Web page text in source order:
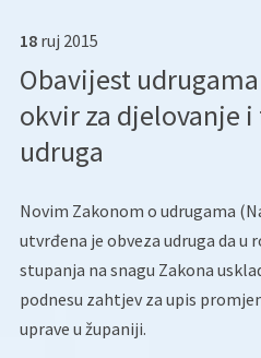
18 ruj 2015
Obavijest
okvir za djelovanje
udruga
Novim Zakonom o udrugama
utvrđena je obveza udruga da u
stupanja na snagu Zakona
podnesu zahtjev za upis
uprave u županiji.